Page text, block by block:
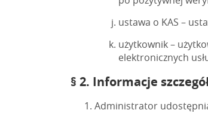
ustawa o KAS –
użytkownik –
elektronicznych
§ 2. Informacje
Administrator